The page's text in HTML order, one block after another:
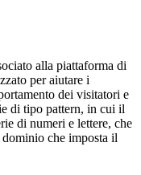
alla piattaforma di
per aiutare i
dei visitatori e
di tipo pattern, in cui il
di numeri e lettere, che
che imposta il